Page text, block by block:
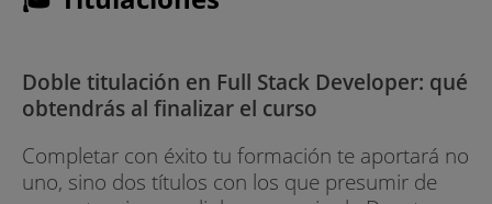
Doble titulación en Full Stack Developer: qué
obtendrás al finalizar el curso
Completar con éxito tu formación te aportará no
uno, sino dos títulos con los que presumir de